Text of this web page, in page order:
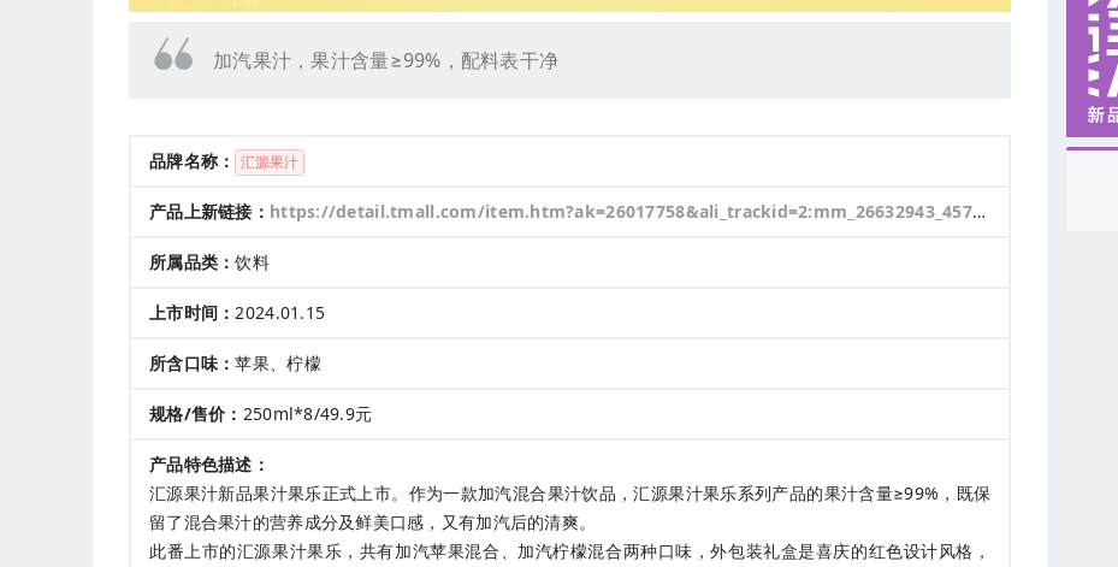
加汽果汁，果汁含量≥99%，配料表干净
品牌名称： 汇源果汁
产品上新链接： https://detail.tmall.com/item.htm?ak=26017758&ali_trackid=2:mm_26632943_457000242_108858100157,123:1705392220_093_1136626945&bxsign=tbkIhw3EHW4sEAapBDe_el3opbRRdCNg3Povr28sa8w_madRYoGHpbaZwwHVK_qQSpUgNkXjkqi-ZO6Y0r6huslzYgA5B88lHlbzoCGTomyOkgeCT_1GlbjtRGQEbPh06o7w0ddNP3eM83vJACpEu6DVQ&id=760147360992&relationId=2909275711&rid=2909275711&unid=123&union_lens=lensId:TAPI@1705391817@21669af1_2093_18d11460330_8cf2@01;recoveryid:093_1716307016@1705392220958&skuId=5242594145011
所属品类：饮料
上市时间：2024.01.15
所含口味：苹果、柠檬
规格/售价： 250ml*8/49.9元
产品特色描述：
汇源果汁新品果汁果乐正式上市。作为一款加汽混合果汁饮品，汇源果汁果乐系列产品的果汁含量≥99%，既保
留了混合果汁的营养成分及鲜美口感，又有加汽后的清爽。
此番上市的汇源果汁果乐，共有加汽苹果混合、加汽柠檬混合两种口味，外包装礼盒是喜庆的红色设计风格，